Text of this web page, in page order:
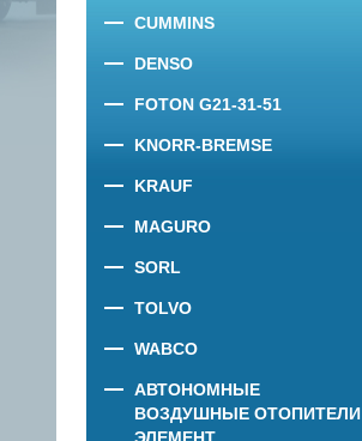
CUMMINS
DENSO
FOTON G21-31-51
KNORR-BREMSE
KRAUF
MAGURO
SORL
TOLVO
WABCO
АВТОНОМНЫЕ
ВОЗДУШНЫЕ ОТОПИТЕЛИ